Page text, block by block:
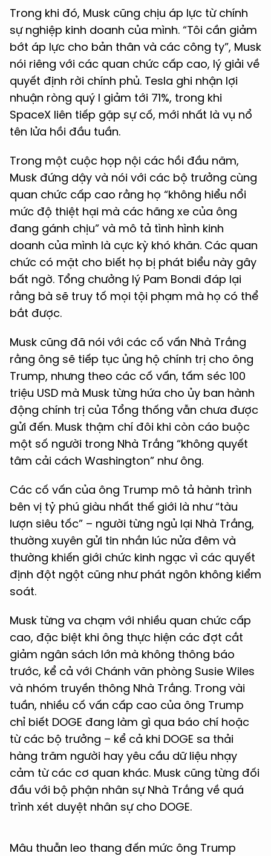
Trong khi đó, Musk cũng chịu áp lực từ chính
sự nghiệp kinh doanh của mình. “Tôi cần giảm
bớt áp lực cho bản thân và các công ty”, Musk
nói riêng với các quan chức cấp cao, lý giải về
quyết định rời chính phủ. Tesla ghi nhận lợi
nhuận ròng quý I giảm tới 71%, trong khi
SpaceX liên tiếp gặp sự cố, mới nhất là vụ nổ
tên lửa hồi đầu tuần.
Trong một cuộc họp nội các hồi đầu năm,
Musk đứng dậy và nói với các bộ trưởng cùng
quan chức cấp cao rằng họ “không hiểu nổi
mức độ thiệt hại mà các hãng xe của ông
đang gánh chịu” và mô tả tình hình kinh
doanh của mình là cực kỳ khó khăn. Các quan
chức có mặt cho biết họ bị phát biểu này gây
bất ngờ. Tổng chưởng lý Pam Bondi đáp lại
rằng bà sẽ truy tố mọi tội phạm mà họ có thể
bắt được.
Musk cũng đã nói với các cố vấn Nhà Trắng
rằng ông sẽ tiếp tục ủng hộ chính trị cho ông
Trump, nhưng theo các cố vấn, tấm séc 100
triệu USD mà Musk từng hứa cho ủy ban hành
động chính trị của Tổng thống vẫn chưa được
gửi đến. Musk thậm chí đôi khi còn cáo buộc
một số người trong Nhà Trắng “không quyết
tâm cải cách Washington” như ông.
Các cố vấn của ông Trump mô tả hành trình
bên vị tỷ phú giàu nhất thế giới là như “tàu
lượn siêu tốc” – người từng ngủ lại Nhà Trắng,
thường xuyên gửi tin nhắn lúc nửa đêm và
thường khiến giới chức kinh ngạc vì các quyết
định đột ngột cũng như phát ngôn không kiểm
soát.
Musk từng va chạm với nhiều quan chức cấp
cao, đặc biệt khi ông thực hiện các đợt cắt
giảm ngân sách lớn mà không thông báo
trước, kể cả với Chánh văn phòng Susie Wiles
và nhóm truyền thông Nhà Trắng. Trong vài
tuần, nhiều cố vấn cấp cao của ông Trump
chỉ biết DOGE đang làm gì qua báo chí hoặc
từ các bộ trưởng – kể cả khi DOGE sa thải
hàng trăm người hay yêu cầu dữ liệu nhạy
cảm từ các cơ quan khác. Musk cũng từng đối
đầu với bộ phận nhân sự Nhà Trắng về quá
trình xét duyệt nhân sự cho DOGE.
Mâu thuẫn leo thang đến mức ông Trump